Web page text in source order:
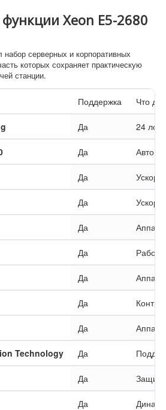
Xeon E5-2680
серверных и корпоративных
которых сохраняет практическую
станции.
Поддержка Что
Да 24
Да
Да
Да
Да
Да
Да
Да
Да
Technology Да
Да
Да